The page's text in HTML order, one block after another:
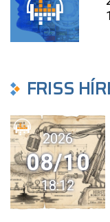
FRISS
2026
08/10
18:12